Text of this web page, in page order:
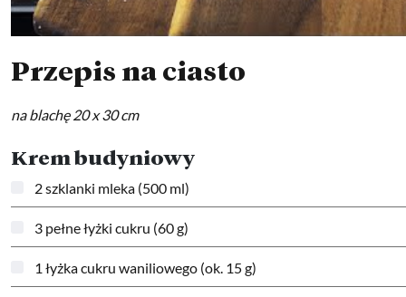
Przepis na ciasto
na blachę 20 x 30 cm
Krem budyniowy
2 szklanki mleka (500 ml)
3 pełne łyżki cukru (60 g)
1 łyżka cukru waniliowego (ok. 15 g)